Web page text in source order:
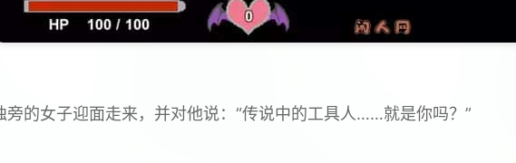
旁的女子迎面走来，并对他说：“传说中的工具人……就是你吗？”